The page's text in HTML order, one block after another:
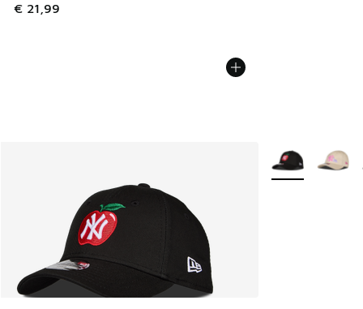
€ 21,99
Plus de couleurs